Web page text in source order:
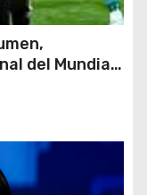
del Mundial